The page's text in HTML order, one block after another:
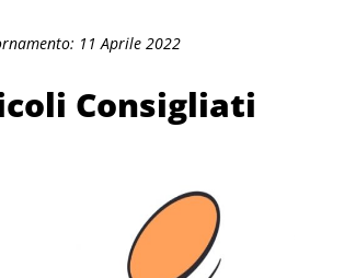
11 Aprile 2022
Consigliati